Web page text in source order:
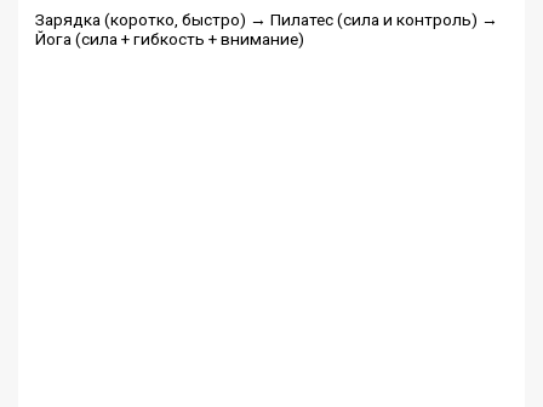
Зарядка (коротко, быстро) → Пилатес (сила и контроль) →
Йога (сила + гибкость + внимание)